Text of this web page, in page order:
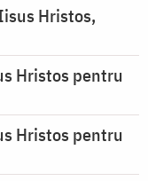
Hristos,
Hristos pentru
Hristos pentru